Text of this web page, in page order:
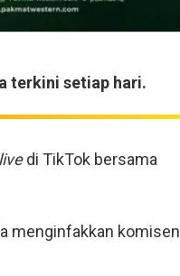
terkini setiap hari.
livedi TikTok bersama
menginfakkan komisen